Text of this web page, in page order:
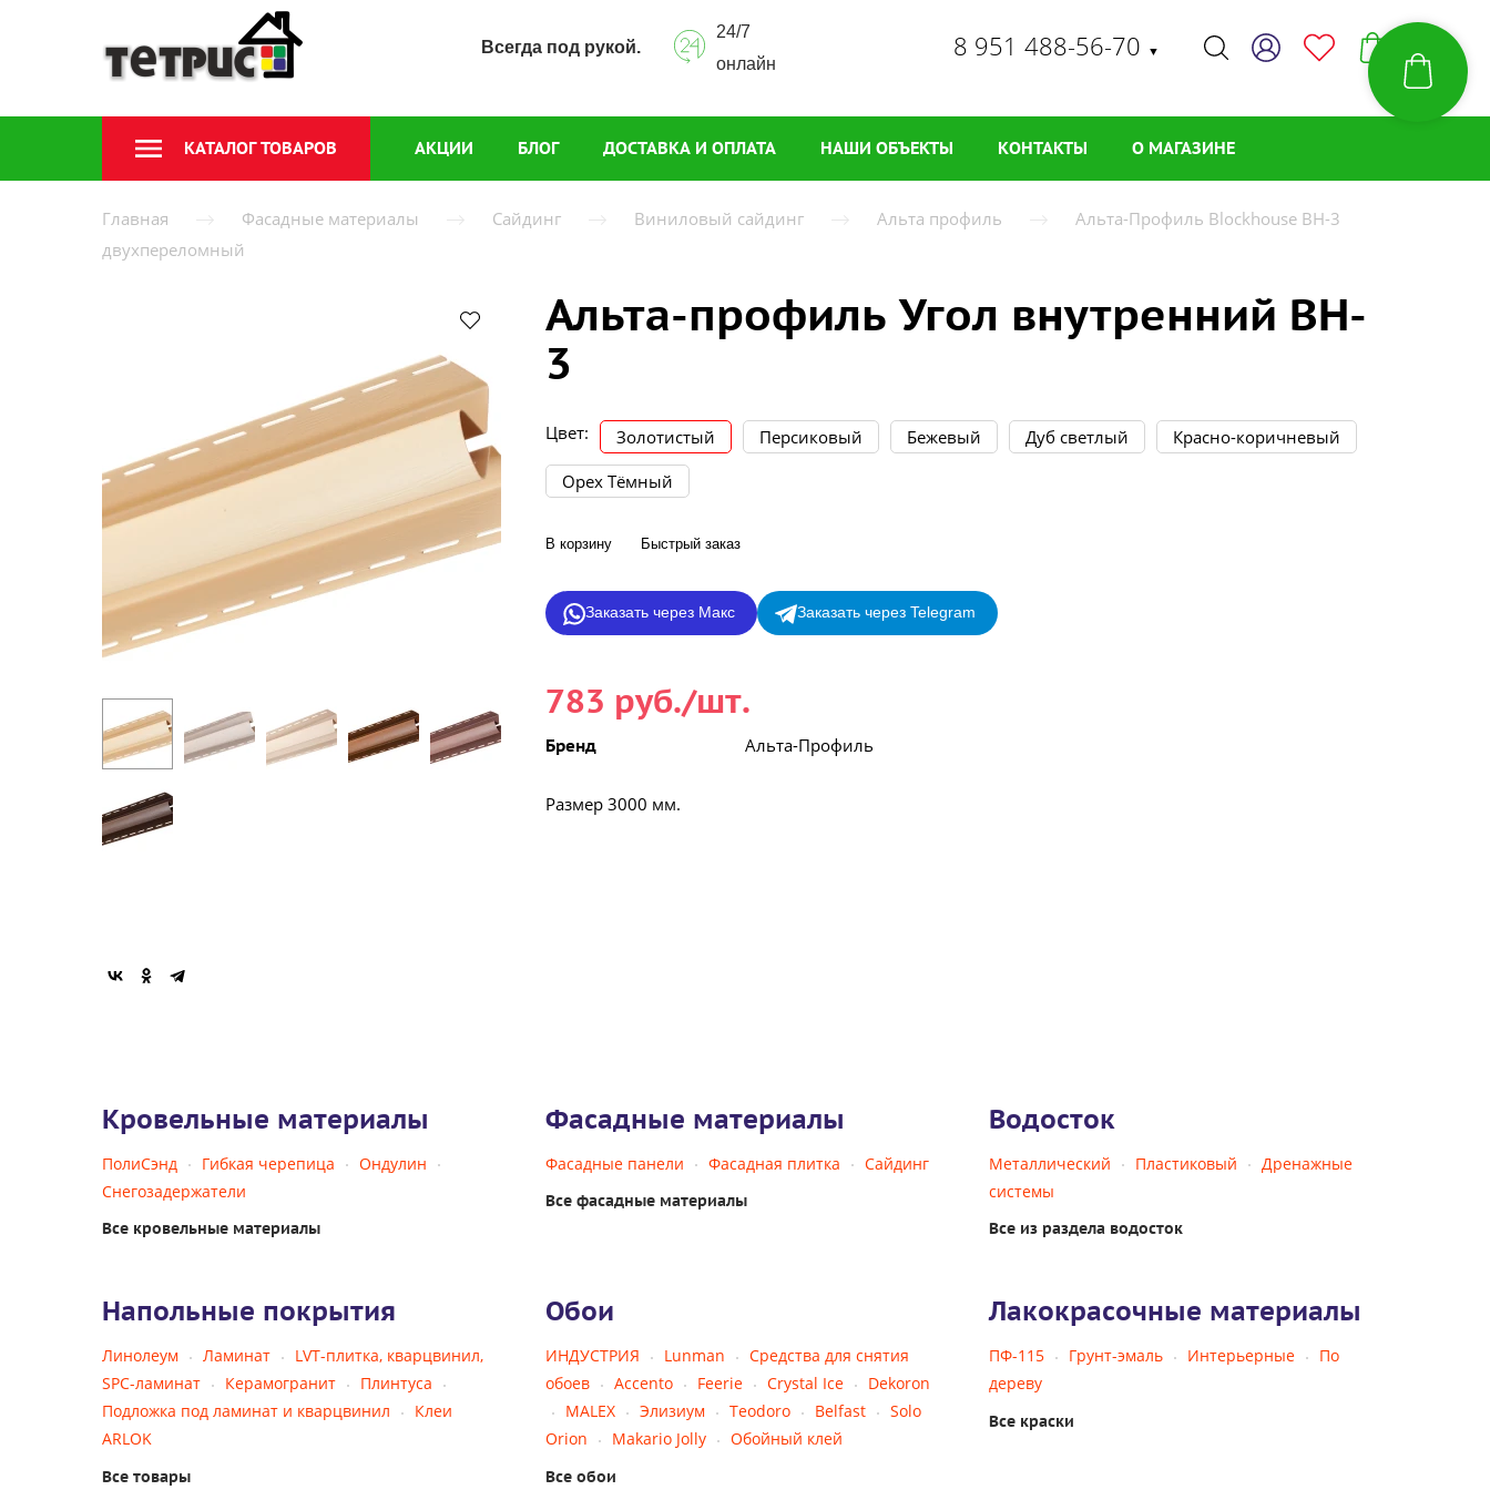
Всегда под рукой.
24/7
онлайн
8 951 488-56-70 ▼
КАТАЛОГ ТОВАРОВ АКЦИИ БЛОГ ДОСТАВКА И ОПЛАТА НАШИ ОБЪЕКТЫ КОНТАКТЫ О МАГАЗИНЕ
Главная Фасадные материалы Сайдинг Виниловый сайдинг Альта профиль
Альта-Профиль Blockhouse BH-3
двухпереломный
Альта-профиль Угол внутренний BH-
3
Цвет: Золотистый Персиковый Бежевый Дуб светлый
Красно-коричневый
Орех Тёмный
В корзину Быстрый заказ
Заказать через Макс Заказать через Telegram
783 руб./шт.
Бренд Альта-Профиль
Размер 3000 мм.
Кровельные материалы
ПолиСэнд Гибкая черепица
Ондулин
Снегозадержатели
Все кровельные материалы
Фасадные материалы
Фасадные панели Фасадная плитка Сайдинг
Все фасадные материалы
Водосток
Металлический Пластиковый
Дренажные
системы
Все из раздела водосток
Напольные покрытия
Линолеум Ламинат
LVT-плитка, кварцвинил,
SPC-ламинат
Керамогранит
Плинтуса
Подложка под ламинат и кварцвинил
Клеи
ARLOK
Все товары
Обои
ИНДУСТРИЯ Lunman
Средства для снятия
обоев
Accento Feerie Crystal Ice
Dekoron
MALEX
Элизиум Teodoro Belfast
Solo
Orion
Makario Jolly Обойный клей
Все обои
Лакокрасочные материалы
ПФ-115 Грунт-эмаль Интерьерные
По
дереву
Все краски